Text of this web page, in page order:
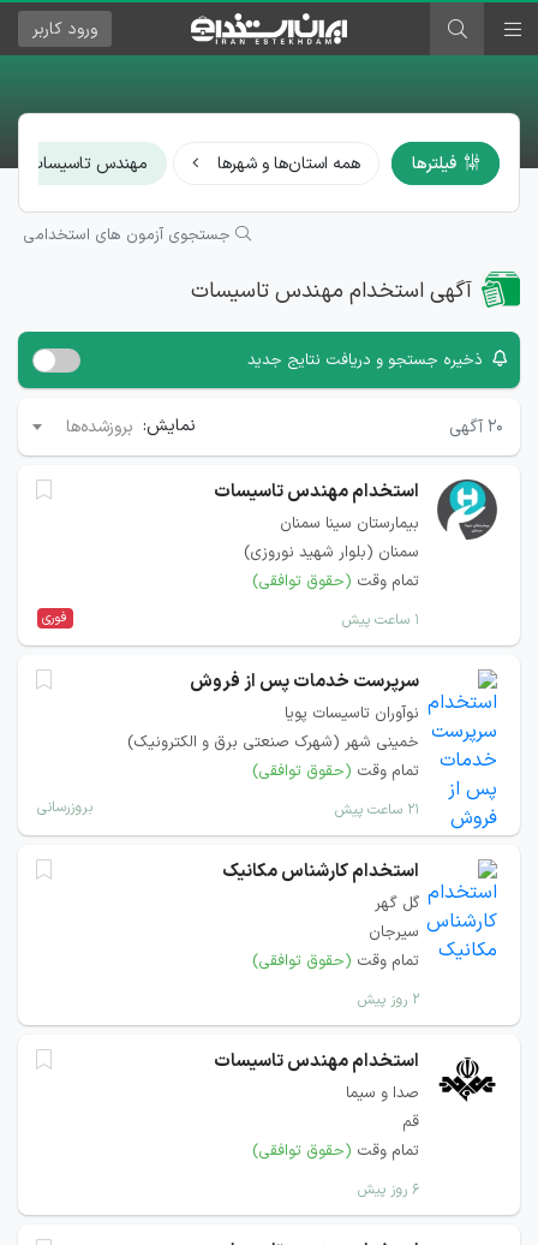
ورود کاربر
فیلترها همه استان‌ها و شهرها مهندس تاسیسات
جستجوی آزمون های استخدامی
آگهی استخدام مهندس تاسیسات
ذخیره جستجو و دریافت نتایج جدید
۲۰ آگهی نمایش: بروزشده‌ها
استخدام مهندس تاسیسات
بیمارستان سینا سمنان
سمنان (بلوار شهید نوروزی)
تمام وقت (حقوق توافقی)
۱ ساعت پیش فوری
سرپرست خدمات پس از فروش
نوآوران تاسیسات پویا
خمینی شهر (شهرک صنعتی برق و الکترونیک)
تمام وقت (حقوق توافقی)
۲۱ ساعت پیش بروزرسانی
استخدام کارشناس مکانیک
گل گهر
سیرجان
تمام وقت (حقوق توافقی)
۲ روز پیش
استخدام مهندس تاسیسات
صدا و سیما
قم
تمام وقت (حقوق توافقی)
۶ روز پیش